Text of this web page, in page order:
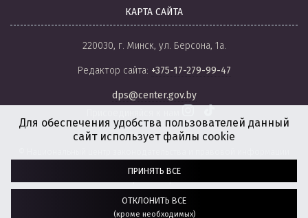
КАРТА САЙТА
220030, г. Минск, ул. Берсона, 1а.
Редактор сайта: +375-17-279-99-47
dps@center.gov.by
Республики Беларусь, 2008-2026.
Для обеспечения удобства пользователей данный
сайт использует файлы cookie
ПРИНЯТЬ ВСЕ
ОТКЛОНИТЬ ВСЕ
(кроме необходимых)